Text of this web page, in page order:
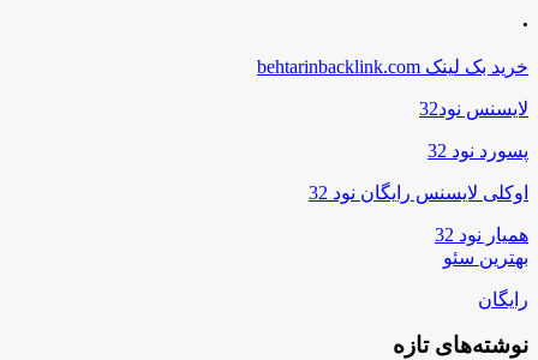
.
خرید بک لینک behtarinbacklink.com
لایسنس نود32
پسورد نود 32
اوکلی لایسنس رایگان نود 32
همیار نود 32
بهترین سئو
رایگان
نوشته‌های تازه